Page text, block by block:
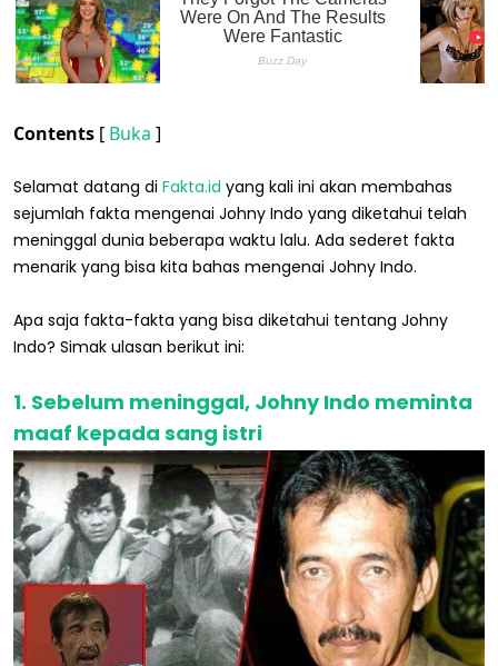
Contents [ Buka ]
Selamat datang di Fakta.id yang kali ini akan membahas
sejumlah fakta mengenai Johny Indo yang diketahui telah
meninggal dunia beberapa waktu lalu. Ada sederet fakta
menarik yang bisa kita bahas mengenai Johny Indo.
Apa saja fakta-fakta yang bisa diketahui tentang Johny
Indo? Simak ulasan berikut ini:
1. Sebelum meninggal, Johny Indo meminta
maaf kepada sang istri